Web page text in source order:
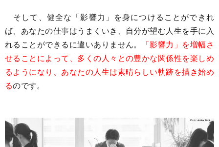
そして、健全な「影響力」を身につけることができれ
ば、あなたの仕事はうまくいき、自分が望む人生を手に入
れることができるに違いありません。
「影響力」を増幅さ
せることによって、多くの人々との豊かな関係性を楽しめ
るようになり、あなたの人生は素晴らしい軌跡を描き始め
るのです。